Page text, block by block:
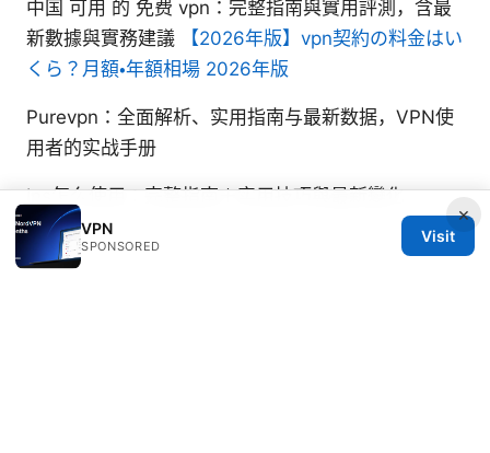
中国 可用 的 免费 vpn：完整指南與實用評測，含最
新數據與實務建議
【2026年版】vpn契約の料金はい
くら？月額・年額相場 2026年版
Purevpn：全面解析、实用指南与最新数据，VPN使
用者的实战手册
Ins怎么使用：完整指南＋实用技巧與最新變化
×
VPN
SPONSORED
Visit